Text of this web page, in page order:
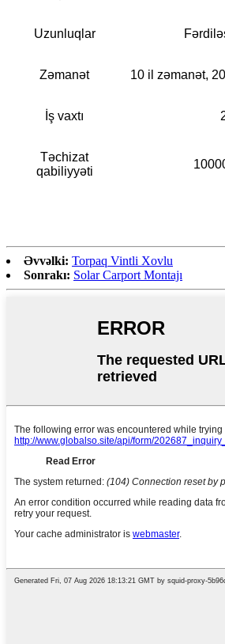
Uzunluqlar
Zəmanət 10 il zəmanət,
İş vaxtı
Təchizat
qabiliyyəti
Əvvəlki: Torpaq Vintli Xovlu
Sonrakı: Solar Carport Montajı